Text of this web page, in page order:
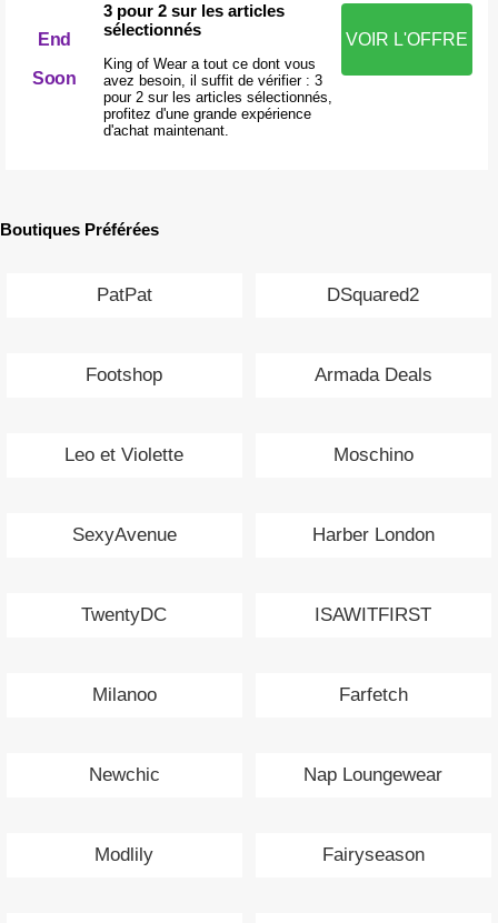
End
Soon
3 pour 2 sur les articles
sélectionnés
King of Wear a tout ce dont vous
avez besoin, il suffit de vérifier : 3
pour 2 sur les articles sélectionnés,
profitez d'une grande expérience
d'achat maintenant.
VOIR L'OFFRE
Boutiques Préférées
PatPat DSquared2
Footshop Armada Deals
Leo et Violette Moschino
SexyAvenue Harber London
TwentyDC ISAWITFIRST
Milanoo Farfetch
Newchic Nap Loungewear
Modlily Fairyseason